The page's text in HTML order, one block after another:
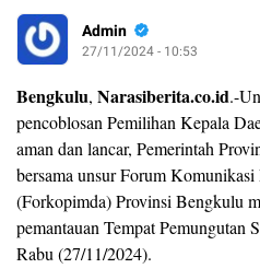
Admin
27/11/2024 - 10:53
Bengkulu, Narasiberita.co.id.-
pencoblosan Pemilihan Kepala
aman dan lancar, Pemerintah
bersama unsur Forum
(Forkopimda) Provinsi Bengkulu
pemantauan Tempat Pemungutan
Rabu (27/11/2024).